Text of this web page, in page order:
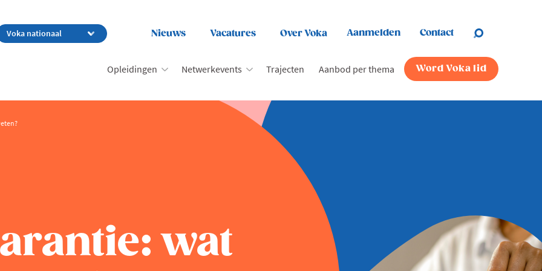
Nieuws Vacatures Over Voka Aanmelden Contact
Opleidingen Netwerkevents Trajecten Aanbod per thema Word Voka lid
wat